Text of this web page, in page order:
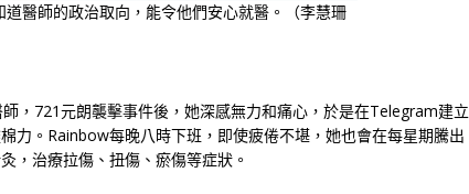
道醫師的政治取向，能令他們安心就醫。（李慧珊
，721元朗襲擊事件後，她深感無力和痛心，於是在Telegram建立
力。Rainbow每晚八時下班，即使疲倦不堪，她也會在每星期騰出
，治療拉傷、扭傷、瘀傷等症狀。